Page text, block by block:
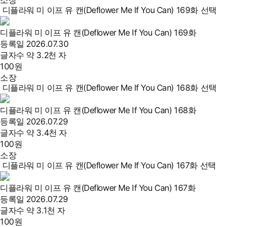
디플라워 미 이프 유 캔(Deflower Me If You Can) 169화 선택
디플라워 미 이프 유 캔(Deflower Me If You Can) 169화
등록일 2026.07.30
글자수 약 3.2천 자
100원
소장
디플라워 미 이프 유 캔(Deflower Me If You Can) 168화 선택
디플라워 미 이프 유 캔(Deflower Me If You Can) 168화
등록일 2026.07.29
글자수 약 3.4천 자
100원
소장
디플라워 미 이프 유 캔(Deflower Me If You Can) 167화 선택
디플라워 미 이프 유 캔(Deflower Me If You Can) 167화
등록일 2026.07.29
글자수 약 3.1천 자
100원